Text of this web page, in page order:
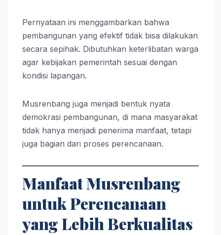
Pernyataan ini menggambarkan bahwa
pembangunan yang efektif tidak bisa dilakukan
secara sepihak. Dibutuhkan keterlibatan warga
agar kebijakan pemerintah sesuai dengan
kondisi lapangan.
Musrenbang juga menjadi bentuk nyata
demokrasi pembangunan, di mana masyarakat
tidak hanya menjadi penerima manfaat, tetapi
juga bagian dari proses perencanaan.
Manfaat Musrenbang
untuk Perencanaan
yang Lebih Berkualitas